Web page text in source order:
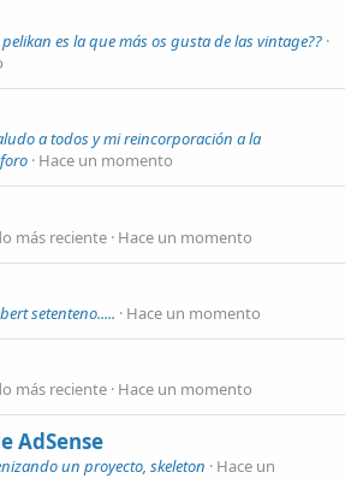
pelikan es la que más os gusta de las vintage??
a todos y mi reincorporación a la
Hace un momento
más reciente Hace un momento
setenteno..... Hace un momento
más reciente Hace un momento
AdSense
un proyecto, skeleton
Hace un